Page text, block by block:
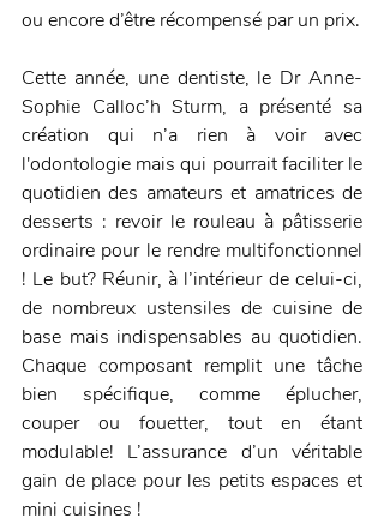
Cette année, une dentiste, le Dr Anne-
Sophie Calloc’h Sturm, a présenté sa
création qui n’a rien à voir avec
l'odontologie mais qui pourrait faciliter le
quotidien des amateurs et amatrices de
desserts : revoir le rouleau à pâtisserie
ordinaire pour le rendre multifonctionnel
! Le but? Réunir, à l’intérieur de celui-ci,
de nombreux ustensiles de cuisine de
base mais indispensables au quotidien.
Chaque composant remplit une tâche
bien spécifique, comme éplucher,
couper ou fouetter, tout en étant
modulable! L’assurance d’un véritable
gain de place pour les petits espaces et
mini cuisines !